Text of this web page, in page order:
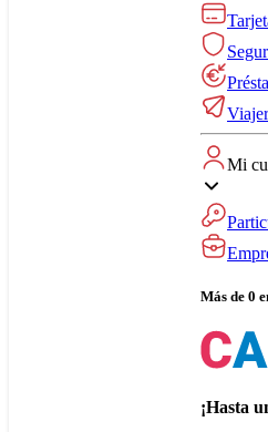
Mi
Más de 0
¡Hasta